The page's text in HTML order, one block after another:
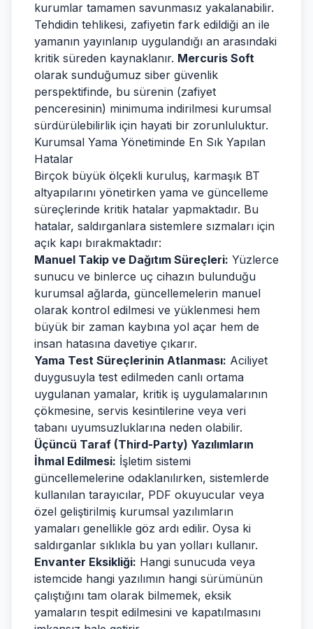
kurumlar tamamen savunmasız yakalanabilir.
Tehdidin tehlikesi, zafiyetin fark edildiği an ile
yamanın yayınlanıp uygulandığı an arasındaki
kritik süreden kaynaklanır. Mercuris Soft
olarak sunduğumuz siber güvenlik
perspektifinde, bu sürenin (zafiyet
penceresinin) minimuma indirilmesi kurumsal
sürdürülebilirlik için hayati bir zorunluluktur.
Kurumsal Yama Yönetiminde En Sık Yapılan
Hatalar
Birçok büyük ölçekli kuruluş, karmaşık BT
altyapılarını yönetirken yama ve güncelleme
süreçlerinde kritik hatalar yapmaktadır. Bu
hatalar, saldırganlara sistemlere sızmaları için
açık kapı bırakmaktadır:
Manuel Takip ve Dağıtım Süreçleri: Yüzlerce
sunucu ve binlerce uç cihazın bulunduğu
kurumsal ağlarda, güncellemelerin manuel
olarak kontrol edilmesi ve yüklenmesi hem
büyük bir zaman kaybına yol açar hem de
insan hatasına davetiye çıkarır.
Yama Test Süreçlerinin Atlanması: Aciliyet
duygusuyla test edilmeden canlı ortama
uygulanan yamalar, kritik iş uygulamalarının
çökmesine, servis kesintilerine veya veri
tabanı uyumsuzluklarına neden olabilir.
Üçüncü Taraf (Third-Party) Yazılımların
İhmal Edilmesi: İşletim sistemi
güncellemelerine odaklanılırken, sistemlerde
kullanılan tarayıcılar, PDF okuyucular veya
özel geliştirilmiş kurumsal yazılımların
yamaları genellikle göz ardı edilir. Oysa ki
saldırganlar sıklıkla bu yan yolları kullanır.
Envanter Eksikliği: Hangi sunucuda veya
istemcide hangi yazılımın hangi sürümünün
çalıştığını tam olarak bilmemek, eksik
yamaların tespit edilmesini ve kapatılmasını